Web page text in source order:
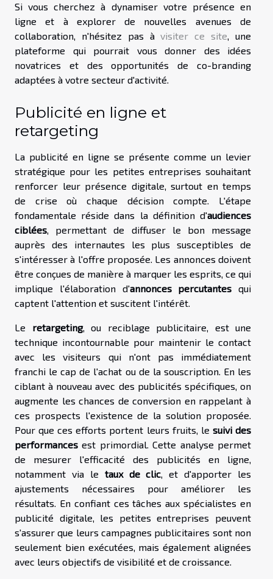
Si vous cherchez à dynamiser votre présence en
ligne et à explorer de nouvelles avenues de
collaboration, n'hésitez pas àvisiter ce site, une
plateforme qui pourrait vous donner des idées
novatrices et des opportunités de co-branding
adaptées à votre secteur d'activité.
Publicité en ligne et
retargeting
La publicité en ligne se présente comme un levier
stratégique pour les petites entreprises souhaitant
renforcer leur présence digitale, surtout en temps
de crise où chaque décision compte. L'étape
fondamentale réside dans la définition d'audiences
ciblées , permettant de diffuser le bon message
auprès des internautes les plus susceptibles de
s'intéresser à l'offre proposée. Les annonces doivent
être conçues de manière à marquer les esprits, ce qui
implique l'élaboration d'annonces percutantes qui
captent l'attention et suscitent l'intérêt.
Le retargeting, ou reciblage publicitaire, est une
technique incontournable pour maintenir le contact
avec les visiteurs qui n'ont pas immédiatement
franchi le cap de l'achat ou de la souscription. En les
ciblant à nouveau avec des publicités spécifiques, on
augmente les chances de conversion en rappelant à
ces prospects l'existence de la solution proposée.
Pour que ces efforts portent leurs fruits, le suivi des
performances est primordial. Cette analyse permet
de mesurer l'efficacité des publicités en ligne,
notamment via le taux de clic , et d'apporter les
ajustements nécessaires pour améliorer les
résultats. En confiant ces tâches aux spécialistes en
publicité digitale, les petites entreprises peuvent
s'assurer que leurs campagnes publicitaires sont non
seulement bien exécutées, mais également alignées
avec leurs objectifs de visibilité et de croissance.